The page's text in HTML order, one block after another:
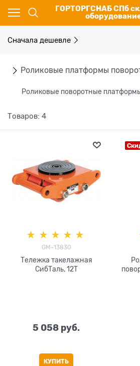
ГОРТОРГСНАБ СПб
Роликовые платформы
Роликовые поворотные
Сначала дешевле
Товаров: 4
GM-13830
Тележка такелажная
СибТаль, 12Т
5 058 руб.
КУПИТЬ